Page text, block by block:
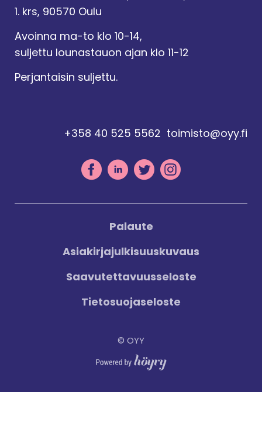
1. krs, 90570 Oulu
Avoinna ma-to klo 10-14,
suljettu lounastauon ajan klo 11-12
Perjantaisin suljettu.
+358 40 525 5562 toimisto@oyy.fi
© OYY
Palaute
Asiakirjajulkisuuskuvaus
Saavutettavuusseloste
Tietosuojaseloste